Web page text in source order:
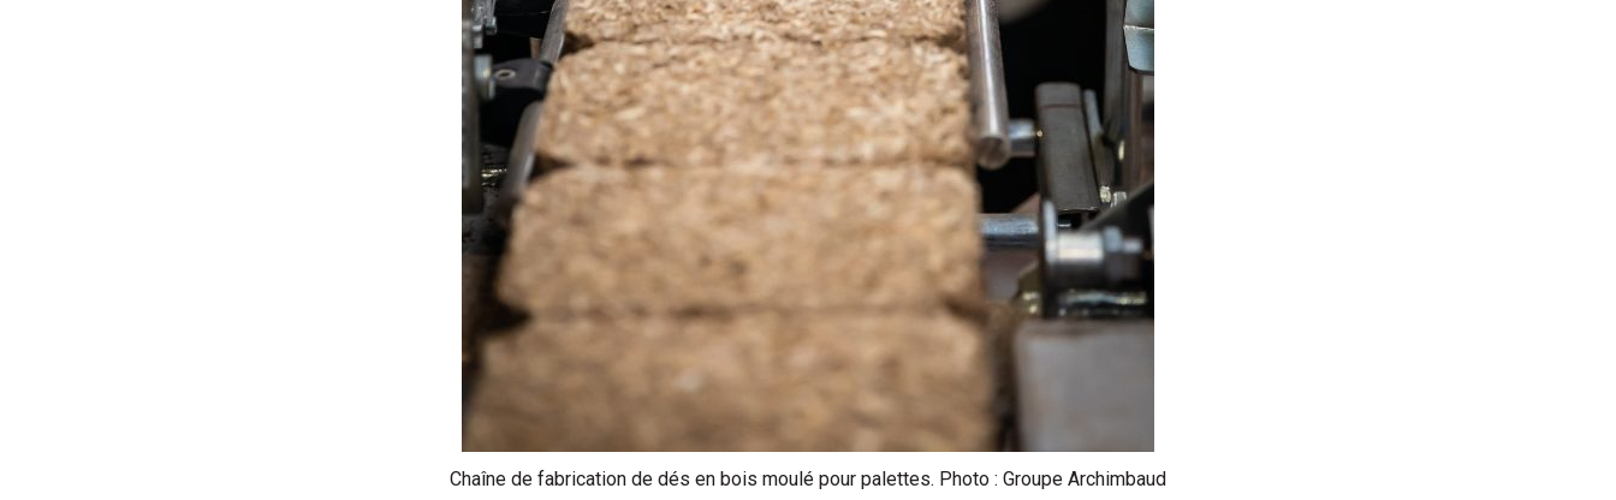
Chaîne de fabrication de dés en bois moulé pour palettes. Photo : Groupe Archimbaud